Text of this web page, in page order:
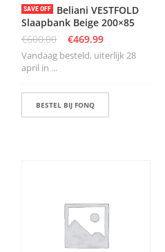
SAVE OFF
Beliani VESTFOLD
Slaapbank Beige 200×85
€600.00 €469.99
Vandaag besteld, uiterlijk 28
april in ...
BESTEL BIJ FONQ